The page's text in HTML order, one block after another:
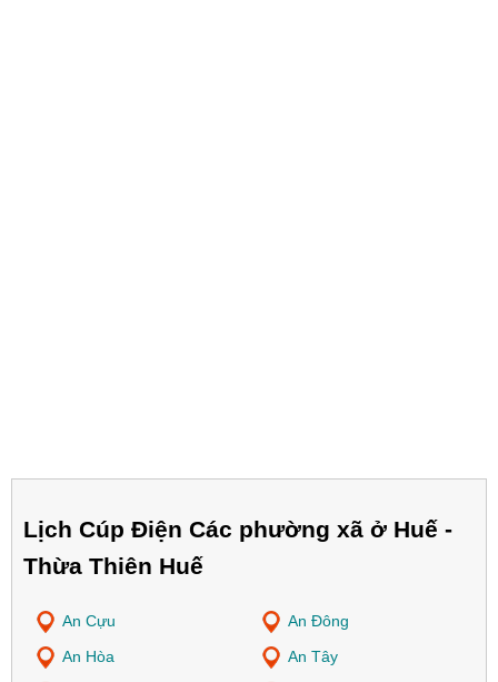
Lịch Cúp Điện Các phường xã ở Huế -
Thừa Thiên Huế
An Cựu
An Đông
An Hòa
An Tây